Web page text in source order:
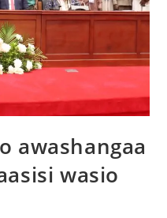
awashangaa
wasio